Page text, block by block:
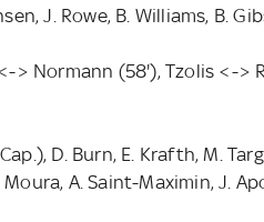
J. Rowe, B. Williams, B.
> Normann (58'), Tzolis <->
D. Burn, E. Krafth, M.
A. Saint-Maximin, J.